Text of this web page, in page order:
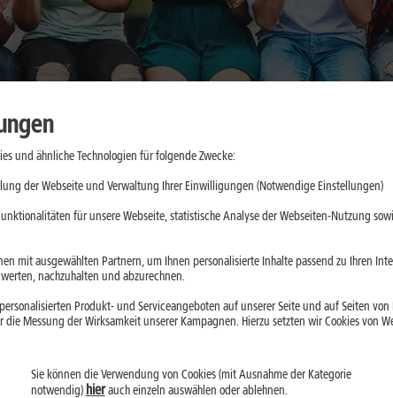
nutzen:
greifen aber je
ein. Der
prüfst
und ähnliche Technologien für folgende Zwecke:
der Webseite und Verwaltung Ihrer Einwilligungen (Notwendige Einstellungen)
für unsere Webseite, statistische Analyse der Webseiten-Nutzung
mit ausgewählten Partnern, um Ihnen personalisierte Inhalte passend zu Ihren
nachzuhalten und abzurechnen.
Produkt- und Serviceangeboten auf unserer Seite und auf Seiten
Messung der Wirksamkeit unserer Kampagnen. Hierzu setzten wir Cookies von
Sie können die Verwendung von Cookies (mit Ausnahme der Kategorie
notwendig) hierauch einzeln auswählen oder ablehnen.